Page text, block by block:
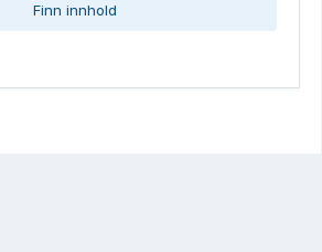
Finn innhold